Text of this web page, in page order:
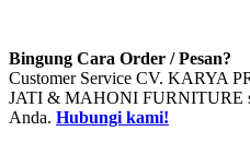
Bingung Cara Order / Pesan?
Customer Service CV. KARYA
JATI & MAHONI FURNITURE
Anda. Hubungi kami!